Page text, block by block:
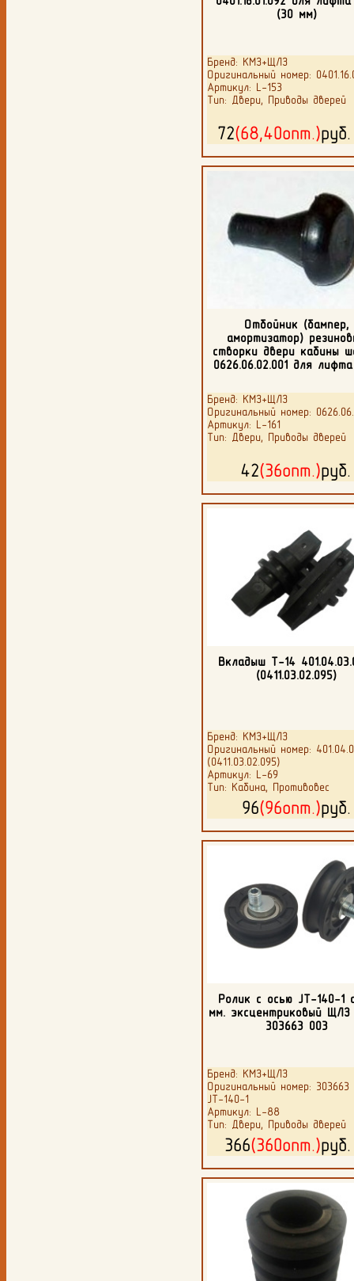
(30 мм)
Бренд: КМЗ+ЩЛЗ
Оригинальный номер:
Артикул: L-153
Тип: Двери, Приводы дверей
72(68,40опт.)
Отбойник (бампер,
амортизатор)
створки двери кабины
0626.06.02.001 для
Бренд: КМЗ+ЩЛЗ
Оригинальный номер:
Артикул: L-161
Тип: Двери, Приводы дверей
42(36опт.)
Вкладыш Т-14
(0411.03.02.095)
Бренд: КМЗ+ЩЛЗ
Оригинальный номер:
(0411.03.02.095)
Артикул: L-69
Тип: Кабина, Противовес
96(96опт.)
Ролик с осью JT-140-1
мм. эксцентриковый
303663 003
Бренд: КМЗ+ЩЛЗ
Оригинальный номер: 303663
JT-140-1
Артикул: L-88
Тип: Двери, Приводы дверей
366(360опт.)